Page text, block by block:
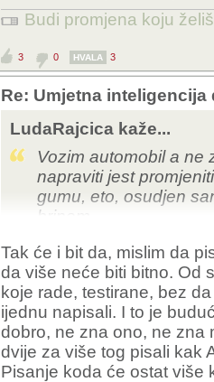
Budi promjena koju
3 0 HVALA 3
Re: Umjetna
LudaRajcica kaže...
Vozim automobil a ne
napraviti jest
gumu, eto, osudjen
brinem...
AI je odlican alat za
odlican u rjesavanju
moram vise pisati
debugiranje,
ili ne moze lako
dobio...
Tak će i bit da, mislim da
da više neće biti bitno. Od
koje rade, testirane, bez
ijednu napisali. I to je
dobro, ne zna ono, ne zna
dvije za više tog pisali kak
Pisanje koda će ostat više